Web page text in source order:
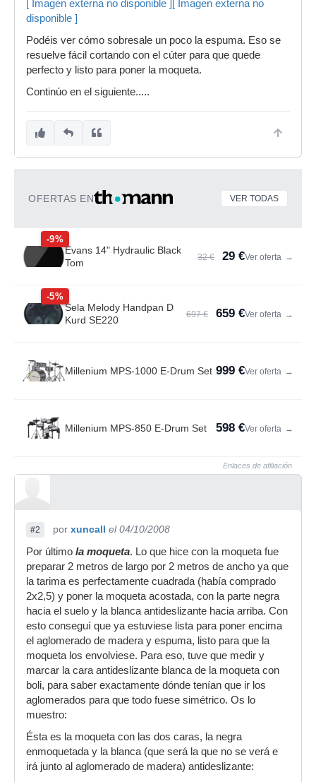
[ Imagen externa no disponible ]
[ Imagen externa no
disponible ]
Podéis ver cómo sobresale un poco la espuma. Eso se
resuelve fácil cortando con el cúter para que quede
perfecto y listo para poner la moqueta.
Continúo en el siguiente.....
OFERTAS EN VER TODAS
-9%
Evans 14" Hydraulic Black
Tom
32 € 29 €Ver oferta →
-5%
Sela Melody Handpan D
Kurd SE220
697 € 659 €Ver oferta →
Millenium MPS-1000 E-Drum Set 999 €Ver oferta →
Millenium MPS-850 E-Drum Set 598 €Ver oferta →
Enlaces de afiliación
#2 por xuncall el 04/10/2008
Por último la moqueta. Lo que hice con la moqueta fue
preparar 2 metros de largo por 2 metros de ancho ya que
la tarima es perfectamente cuadrada (había comprado
2x2,5) y poner la moqueta acostada, con la parte negra
hacia el suelo y la blanca antideslizante hacia arriba. Con
esto conseguí que ya estuviese lista para poner encima
el aglomerado de madera y espuma, listo para que la
moqueta los envolviese. Para eso, tuve que medir y
marcar la cara antideslizante blanca de la moqueta con
boli, para saber exactamente dónde tenían que ir los
aglomerados para que todo fuese simétrico. Os lo
muestro:
Ésta es la moqueta con las dos caras, la negra
enmoquetada y la blanca (que será la que no se verá e
irá junto al aglomerado de madera) antideslizante: